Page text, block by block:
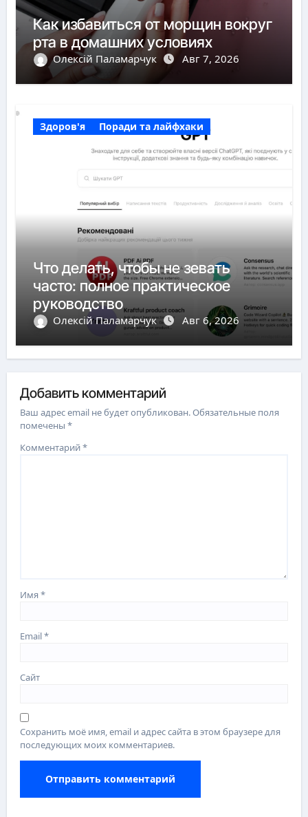
Как избавиться от морщин вокруг
рта в домашних условиях
Олексій Паламарчук Авг 7, 2026
Здоров'я Поради та лайфхаки
Что делать, чтобы не зевать
часто: полное практическое
руководство
Олексій Паламарчук Авг 6, 2026
Добавить комментарий
Ваш адрес email не будет опубликован.Обязательные поля
помечены*
Комментарий*
Имя*
Email*
Сайт
Сохранить моё имя, email и адрес сайта в этом браузере для
последующих моих комментариев.